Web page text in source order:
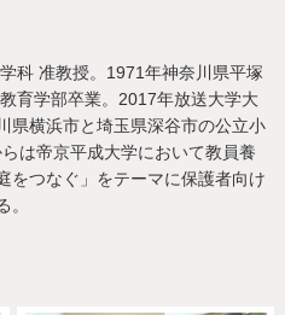
科 准教授。1971年神奈川県平塚
育学部卒業。2017年放送大学大
県横浜市と埼玉県深谷市の公立小
は帝京平成大学において教員養
をつなぐ」をテーマに保護者向け
。